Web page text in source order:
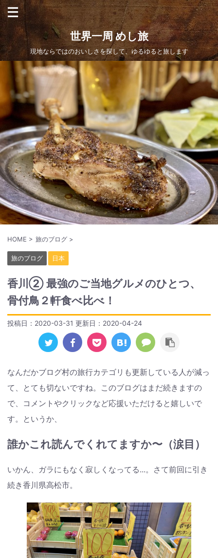
世界一周 めし旅
現地ならではのおいしさを探して、ゆるゆると旅します
HOME > 旅のブログ >
旅のブログ 日本
香川② 最強のご当地グルメのひとつ、
骨付鳥２軒食べ比べ！
投稿日：2020-03-31 更新日： 2020-04-24
なんだかブログ村の旅行カテゴリも更新している人が減っ
て、とても切ないですね。このブログはまだ続きますの
で、コメントやクリックなど応援いただけると嬉しいで
す。というか、
誰かこれ読んでくれてますか〜（涙目）
いかん、ガラにもなく寂しくなってる...。さて前回に引き
続き香川県高松市。